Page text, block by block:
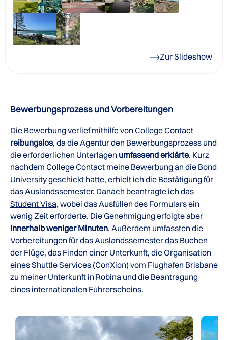
Zur Slideshow
Bewerbungsprozess und Vorbereitungen
Die Bewerbung verlief mithilfe von College Contact
reibungslos, da die Agentur den Bewerbungsprozess und
die erforderlichen Unterlagen umfassend erklärte. Kurz
nachdem College Contact meine Bewerbung an die Bond
Universitygeschickt hatte, erhielt ich die Bestätigung für
das Auslandssemester. Danach beantragte ich das
Student Visa, wobei das Ausfüllen des Formulars ein
wenig Zeit erforderte. Die Genehmigung erfolgte aber
innerhalb weniger Minuten. Außerdem umfassten die
Vorbereitungen für das Auslandssemester das Buchen
der Flüge, das Finden einer Unterkunft, die Organisation
eines Shuttle Services (ConXion) vom Flughafen Brisbane
zu meiner Unterkunft in Robina und die Beantragung
eines internationalen Führerscheins.